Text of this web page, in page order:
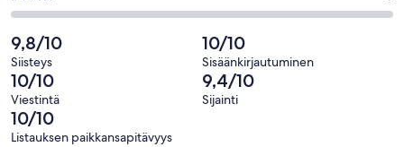
arvostelua
kautta
44
arvostelua
0
kautta
44
arvostelua
-
0
kautta
44
arvostelua
2
-
Hirveä.
0
kautta
44
arvostelua
9,8/10
Siisteys
10/10
Sisäänkirjautuminen
10/10
Viestintä
9,4/10
Sijainti
10/10
Listauksen paikkansapitävyys